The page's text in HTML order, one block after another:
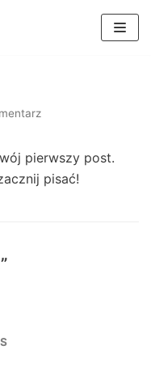
pierwszy post.
pisać!